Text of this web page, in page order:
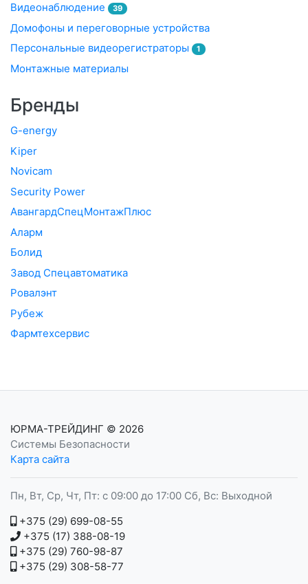
Видеонаблюдение 39
Домофоны и переговорные устройства
Персональные видеорегистраторы
1
Монтажные материалы
Бренды
G-energy
Kiper
Novicam
Security Power
АвангардСпецМонтажПлюс
Аларм
Болид
Завод Спецавтоматика
Ровалэнт
Рубеж
Фармтехсервис
ЮРМА-ТРЕЙДИНГ © 2026
Системы Безопасности
Карта сайта
Пн, Вт, Ср, Чт, Пт: с 09:00 до 17:00 Сб, Вс: Выходной
+375 (29) 699-08-55
+375 (17) 388-08-19
+375 (29) 760-98-87
+375 (29) 308-58-77